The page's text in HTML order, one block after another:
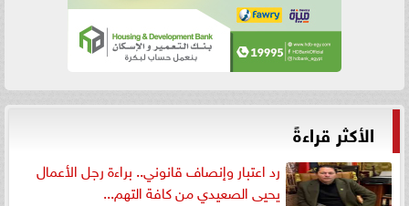
الأكثر قراءةً
رد اعتبار وإنصاف قانوني.. براءة رجل الأعمال
يحيى الصعيدي من كافة التهم...